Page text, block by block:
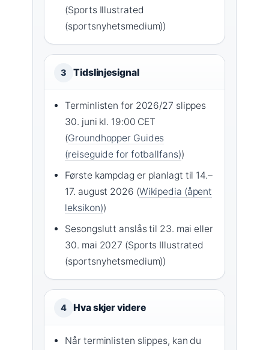
(Sports Illustrated
(sportsnyhetsmedium))
3 Tidslinjesignal
Terminlisten for 2026/27 slippes
30. juni kl. 19:00 CET
(Groundhopper Guides
(reiseguide for fotballfans))
Første kampdag er planlagt til 14.–
17. august 2026 (Wikipedia (åpent
leksikon))
Sesongslutt anslås til 23. mai eller
30. mai 2027 (Sports Illustrated
(sportsnyhetsmedium))
4 Hva skjer videre
Når terminlisten slippes, kan du